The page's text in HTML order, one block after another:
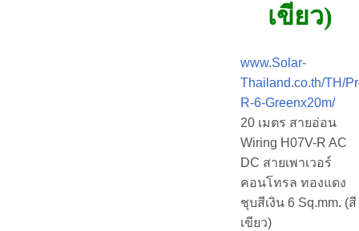
เขียว)
www.Solar-
Thailand.co.th/TH/
R-6-Greenx20m/
20 เมตร สายอ่อน
Wiring H07V-R AC
DC สายเพาเวอร์
คอนโทรล ทองแดง
ชุบสีเงิน 6 Sq.mm. (สี
เขียว)